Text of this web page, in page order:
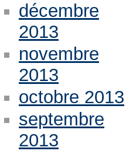
décembre
2013
novembre
2013
octobre 2013
septembre
2013